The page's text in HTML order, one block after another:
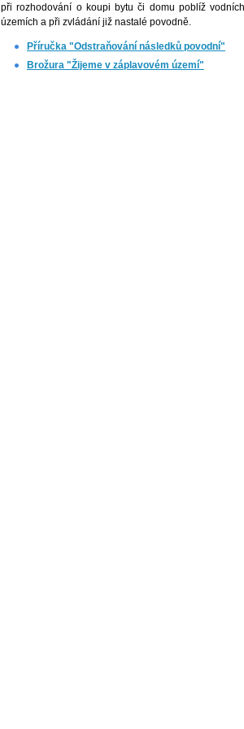
při rozhodování o koupi bytu či domu poblíž
územích a při zvládání již nastalé povodně.
Příručka "Odstraňování následků povodní"
Brožura "Žijeme v záplavovém území"